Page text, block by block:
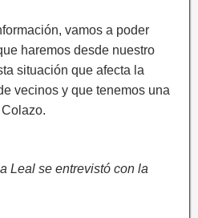
vamos a poder
haremos desde nuestro
situación que afecta la
vecinos y que tenemos una
Leal se entrevistó con la